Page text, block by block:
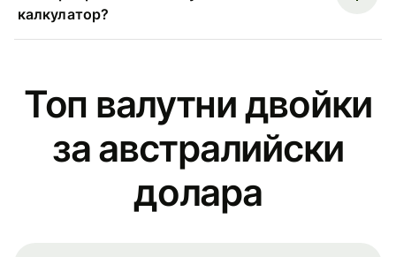
калкулатор?
Топ валутни двойки
за австралийски
доларa